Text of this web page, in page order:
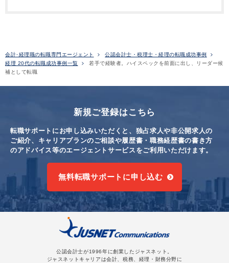
会計･経理職の転職専門エージェント
公認会計士・税理士・経理の転職成功事例
経理 20代の転職成功事例一覧
若手で経験者。ハイスペックを前面に出し、リーダー候
補として転職
新規ご登録はこちら
転職サポートにお申し込みいただくと、独占求人や非公開求人の
ご紹介、キャリアプランのご相談や履歴書・職務経歴書の書き方
のアドバイス等のエージェントサービスをご利用いただけます。
無料転職サポートに申し込む
公認会計士が1996年に創業したジャスネット。
ジャスネットキャリアは会計、税務、経理・財務分野に